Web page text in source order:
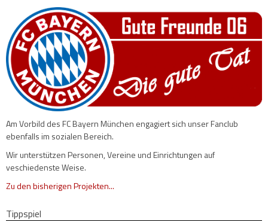
Am Vorbild des FC Bayern München engagiert sich unser Fanclub
ebenfalls im sozialen Bereich.
Wir unterstützen Personen, Vereine und Einrichtungen auf
veschiedenste Weise.
Zu den bisherigen Projekten...
Tippspiel